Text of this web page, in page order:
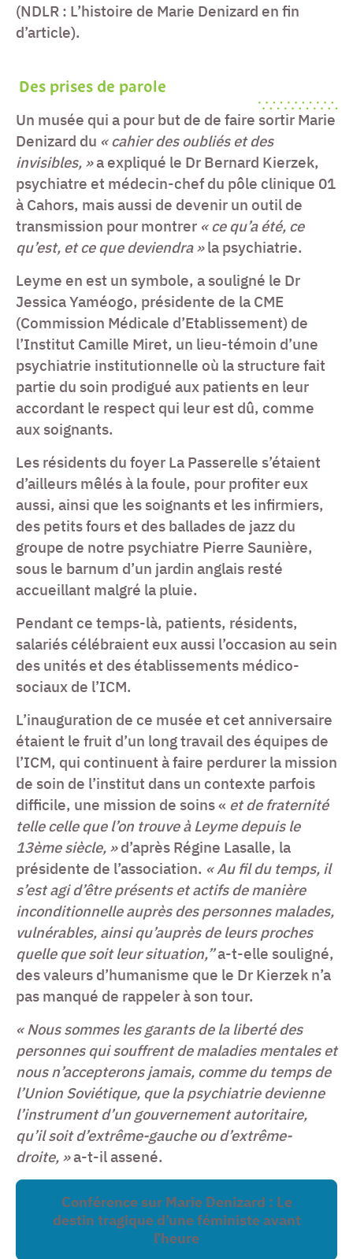
(NDLR : L’histoire de Marie Denizard en fin
d’article).
Des prises de parole
Un musée qui a pour but de de faire sortir Marie
Denizard du « cahier des oubliés et des
invisibles, »a expliqué le Dr Bernard Kierzek,
psychiatre et médecin-chef du pôle clinique 01
à Cahors, mais aussi de devenir un outil de
transmission pour montrer « ce qu’a été, ce
qu’est, et ce que deviendra »la psychiatrie.
Leyme en est un symbole, a souligné le Dr
Jessica Yaméogo, présidente de la CME
(Commission Médicale d’Etablissement) de
l’Institut Camille Miret, un lieu-témoin d’une
psychiatrie institutionnelle où la structure fait
partie du soin prodigué aux patients en leur
accordant le respect qui leur est dû, comme
aux soignants.
Les résidents du foyer La Passerelle s’étaient
d’ailleurs mêlés à la foule, pour profiter eux
aussi, ainsi que les soignants et les infirmiers,
des petits fours et des ballades de jazz du
groupe de notre psychiatre Pierre Saunière,
sous le barnum d’un jardin anglais resté
accueillant malgré la pluie.
Pendant ce temps-là, patients, résidents,
salariés célébraient eux aussi l’occasion au sein
des unités et des établissements médico-
sociaux de l’ICM.
L’inauguration de ce musée et cet anniversaire
étaient le fruit d’un long travail des équipes de
l’ICM, qui continuent à faire perdurer la mission
de soin de l’institut dans un contexte parfois
difficile, une mission de soins « et de fraternité
telle celle que l’on trouve à Leyme depuis le
13ème siècle, »d’après Régine Lasalle, la
présidente de l’association. « Au fil du temps, il
s’est agi d’être présents et actifs de manière
inconditionnelle auprès des personnes malades,
vulnérables, ainsi qu’auprès de leurs proches
quelle que soit leur situation,”a-t-elle souligné,
des valeurs d’humanisme que le Dr Kierzek n’a
pas manqué de rappeler à son tour.
« Nous sommes les garants de la liberté des
personnes qui souffrent de maladies mentales et
nous n’accepterons jamais, comme du temps de
l’Union Soviétique, que la psychiatrie devienne
l’instrument d’un gouvernement autoritaire,
qu’il soit d’extrême-gauche ou d’extrême-
droite, »a-t-il assené.
Conférence sur Marie Denizard : Le
destin tragique d’une féministe avant
l’heure